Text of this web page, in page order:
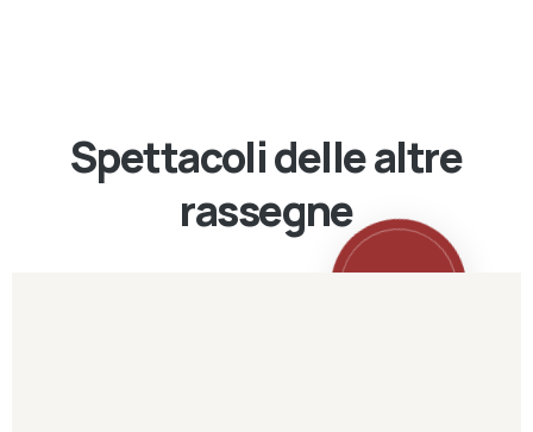
Spettacoli delle altre
rassegne